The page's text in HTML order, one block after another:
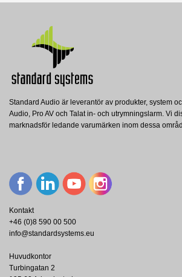
Standard Audio är leverantör av produkter, system
Audio, Pro AV och Talat in- och utrymningslarm. Vi
marknadsför ledande varumärken inom dessa
Kontakt
+46 (0)8 590 00 500
info@standardsystems.eu
Huvudkontor
Turbingatan 2